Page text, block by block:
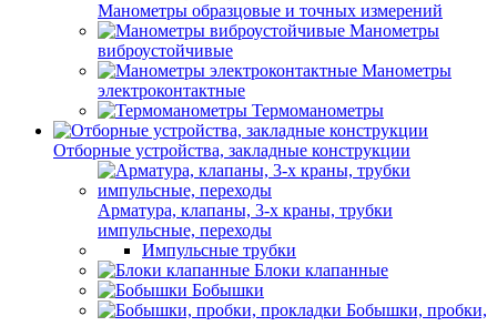
Манометры образцовые и точных измерений
Манометры
виброустойчивые
Манометры
электроконтактные
Термоманометры
Отборные устройства, закладные конструкции
Арматура, клапаны, 3-х краны, трубки
импульсные, переходы
Импульсные трубки
Блоки клапанные
Бобышки
Бобышки, пробки,